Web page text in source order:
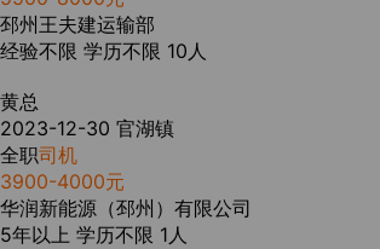
邳州王夫建运输部
经验不限 学历不限 10人
黄总
2023-12-30 官湖镇
全职司机
3900-4000元
华润新能源（邳州）有限公司
5年以上 学历不限 1人